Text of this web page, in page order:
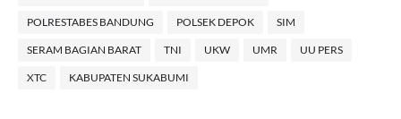
POLRESTABES BANDUNG POLSEK DEPOK SIM
SERAM BAGIAN BARAT TNI UKW UMR UU PERS
XTC KABUPATEN SUKABUMI